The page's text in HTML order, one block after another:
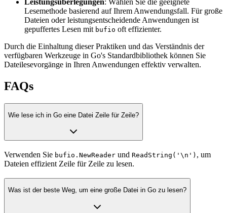
Leistungsüberlegungen: Wählen Sie die geeignete
Lesemethode basierend auf Ihrem Anwendungsfall. Für große
Dateien oder leistungsentscheidende Anwendungen ist
gepuffertes Lesen mit bufio oft effizienter.
Durch die Einhaltung dieser Praktiken und das Verständnis der
verfügbaren Werkzeuge in Go's Standardbibliothek können Sie
Dateilesevorgänge in Ihren Anwendungen effektiv verwalten.
FAQs
Wie lese ich in Go eine Datei Zeile für Zeile?
Verwenden Sie bufio.NewReader und ReadString('\n') , um
Dateien effizient Zeile für Zeile zu lesen.
Was ist der beste Weg, um eine große Datei in Go zu lesen?